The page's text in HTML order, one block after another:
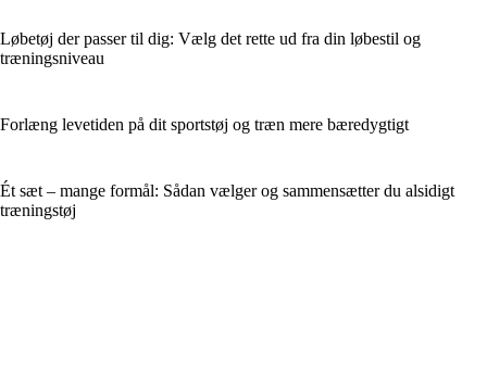
Løbetøj der passer til dig: Vælg det rette ud fra din løbestil og
træningsniveau
Forlæng levetiden på dit sportstøj og træn mere bæredygtigt
Ét sæt – mange formål: Sådan vælger og sammensætter du alsidigt
træningstøj